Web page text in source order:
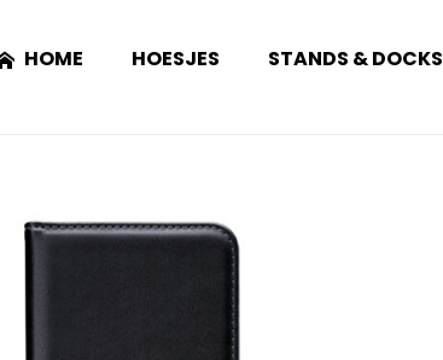
HOME HOESJES STANDS & DOCKS